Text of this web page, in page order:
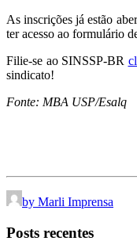
As inscrições já estão
ter acesso ao formulário
Filie-se ao SINSSP-BR
sindicato!
Fonte: MBA USP/Esalq
by Marli Imprensa
Posts recentes